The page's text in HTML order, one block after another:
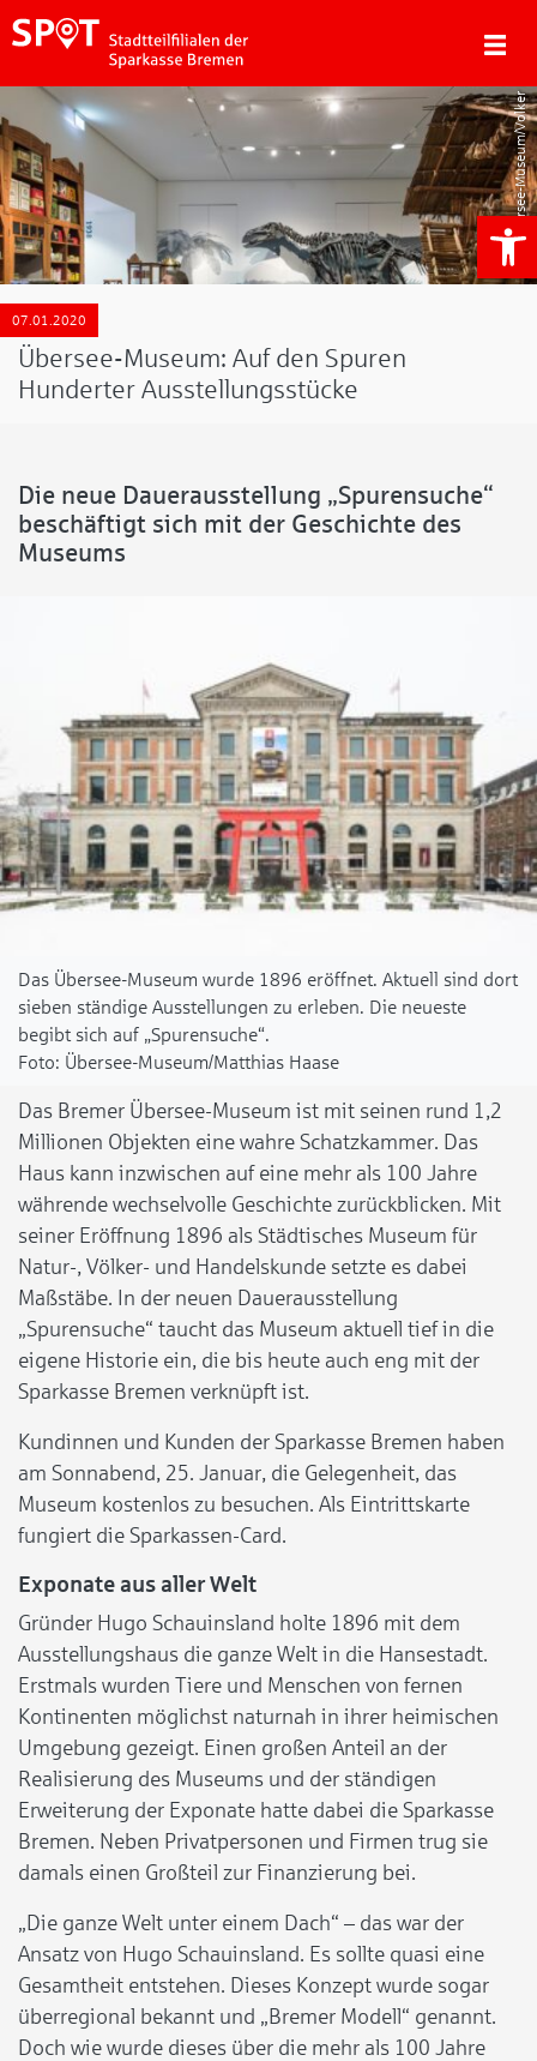
Übersee-Museum/Volker Beinhorn
07.01.2020
Übersee-Museum: Auf den Spuren
Hunderter Ausstellungsstücke
Die neue Dauerausstellung „Spurensuche“
beschäftigt sich mit der Geschichte des
Museums
Das Übersee-Museum wurde 1896 eröffnet. Aktuell sind dort
sieben ständige Ausstellungen zu erleben. Die neueste
begibt sich auf „Spurensuche“.
Übersee-Museum/Matthias Haase
Das Bremer Übersee-Museum ist mit seinen rund 1,2
Millionen Objekten eine wahre Schatzkammer. Das
Haus kann inzwischen auf eine mehr als 100 Jahre
währende wechselvolle Geschichte zurückblicken. Mit
seiner Eröffnung 1896 als Städtisches Museum für
Natur-, Völker- und Handelskunde setzte es dabei
Maßstäbe. In der neuen Dauerausstellung
„Spurensuche“ taucht das Museum aktuell tief in die
eigene Historie ein, die bis heute auch eng mit der
Sparkasse Bremen verknüpft ist.
Kundinnen und Kunden der Sparkasse Bremen haben
am Sonnabend, 25. Januar, die Gelegenheit, das
Museum kostenlos zu besuchen. Als Eintrittskarte
fungiert die Sparkassen-Card.
Exponate aus aller Welt
Gründer Hugo Schauinsland holte 1896 mit dem
Ausstellungshaus die ganze Welt in die Hansestadt.
Erstmals wurden Tiere und Menschen von fernen
Kontinenten möglichst naturnah in ihrer heimischen
Umgebung gezeigt. Einen großen Anteil an der
Realisierung des Museums und der ständigen
Erweiterung der Exponate hatte dabei die Sparkasse
Bremen. Neben Privatpersonen und Firmen trug sie
damals einen Großteil zur Finanzierung bei.
„Die ganze Welt unter einem Dach“ – das war der
Ansatz von Hugo Schauinsland. Es sollte quasi eine
Gesamtheit entstehen. Dieses Konzept wurde sogar
überregional bekannt und „Bremer Modell“ genannt.
Doch wie wurde dieses über die mehr als 100 Jahre